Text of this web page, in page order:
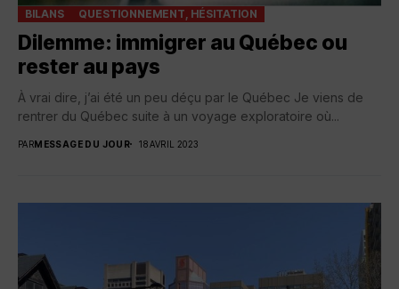
BILANS QUESTIONNEMENT, HÉSITATION
Dilemme: immigrer au Québec ou
rester au pays
À vrai dire, j’ai été un peu déçu par le Québec Je viens de
rentrer du Québec suite à un voyage exploratoire où...
PARMESSAGE DU JOUR 18 AVRIL 2023